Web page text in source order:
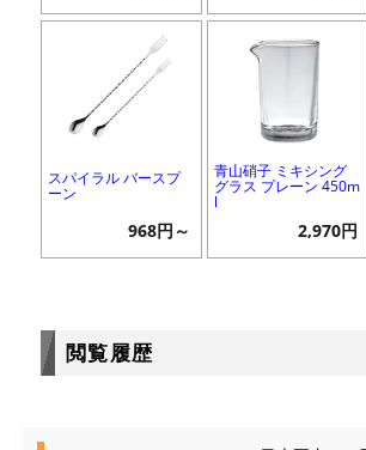
スパイラル バースプ
ーン
968円～
青山硝子 ミキシング
グラス プレーン 450m
l
2,970円
閲覧履歴